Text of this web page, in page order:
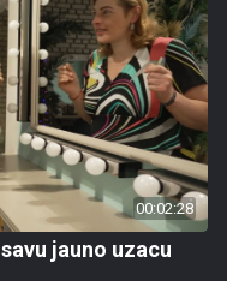
00:02:28
jauno uzacu